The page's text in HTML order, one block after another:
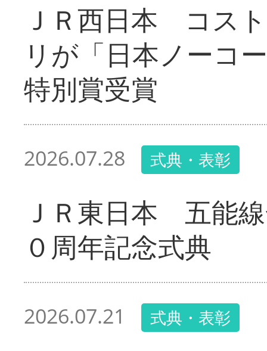
ＪＲ西日本 コス
リが「日本ノーコ
特別賞受賞
2026.07.28 式典・表彰
ＪＲ東日本 五能
０周年記念式典
2026.07.21 式典・表彰